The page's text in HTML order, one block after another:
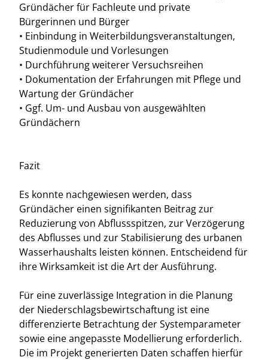
Gründächer für Fachleute und private
Bürgerinnen und Bürger
• Einbindung in Weiterbildungsveranstaltungen,
Studienmodule und Vorlesungen
• Durchführung weiterer Versuchsreihen
• Dokumentation der Erfahrungen mit Pflege und
Wartung der Gründächer
• Ggf. Um- und Ausbau von ausgewählten
Gründächern
Fazit
Es konnte nachgewiesen werden, dass
Gründächer einen signifikanten Beitrag zur
Reduzierung von Abflussspitzen, zur Verzögerung
des Abflusses und zur Stabilisierung des urbanen
Wasserhaushalts leisten können. Entscheidend für
ihre Wirksamkeit ist die Art der Ausführung.
Für eine zuverlässige Integration in die Planung
der Niederschlagsbewirtschaftung ist eine
differenzierte Betrachtung der Systemparameter
sowie eine angepasste Modellierung erforderlich.
Die im Projekt generierten Daten schaffen hierfür